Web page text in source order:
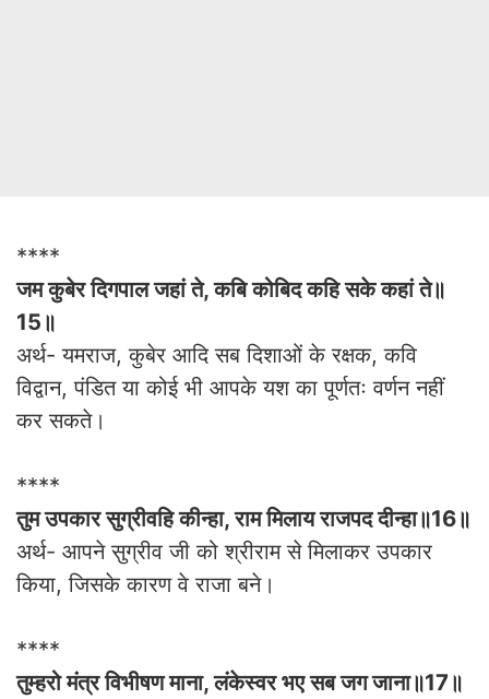
****
जम कुबेर दिगपाल जहां ते, कबि कोबिद कहि सके कहां ते॥
15॥
अर्थ- यमराज, कुबेर आदि सब दिशाओं के रक्षक, कवि
विद्वान, पंडित या कोई भी आपके यश का पूर्णतः वर्णन नहीं
कर सकते।
****
तुम उपकार सुग्रीवहि कीन्हा, राम मिलाय राजपद दीन्हा॥16॥
अर्थ- आपने सुग्रीव जी को श्रीराम से मिलाकर उपकार
किया, जिसके कारण वे राजा बने।
****
तुम्हरो मंत्र विभीषण माना, लंकेस्वर भए सब जग जाना॥17॥